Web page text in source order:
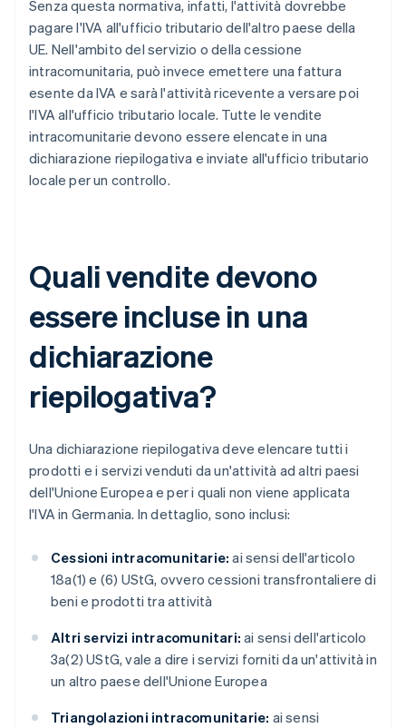
Senza questa normativa, infatti, l'attività dovrebbe
pagare l'IVA all'ufficio tributario dell'altro paese della
UE. Nell'ambito del servizio o della cessione
intracomunitaria, può invece emettere una fattura
esente da IVA e sarà l'attività ricevente a versare poi
l'IVA all'ufficio tributario locale. Tutte le vendite
intracomunitarie devono essere elencate in una
dichiarazione riepilogativa e inviate all'ufficio tributario
locale per un controllo.
Quali vendite devono
essere incluse in una
dichiarazione
riepilogativa?
Una dichiarazione riepilogativa deve elencare tutti i
prodotti e i servizi venduti da un'attività ad altri paesi
dell'Unione Europea e per i quali non viene applicata
l'IVA in Germania. In dettaglio, sono inclusi:
Cessioni intracomunitarie: ai sensi dell'articolo
18a(1) e (6) UStG, ovvero cessioni transfrontaliere di
beni e prodotti tra attività
Altri servizi intracomunitari: ai sensi dell'articolo
3a(2) UStG, vale a dire i servizi forniti da un'attività in
un altro paese dell'Unione Europea
Triangolazioni intracomunitarie: ai sensi